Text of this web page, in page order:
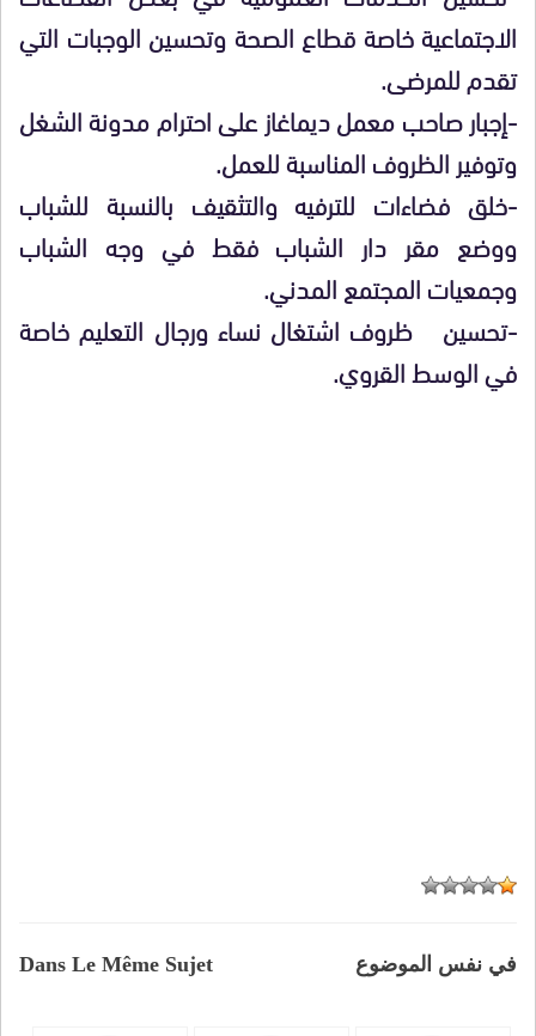
الاجتماعية خاصة قطاع الصحة وتحسين الوجبات التي
تقدم للمرضى.
-إجبار صاحب معمل ديماغاز على احترام مدونة الشغل
وتوفير الظروف المناسبة للعمل.
-خلق فضاءات للترفيه والتثقيف بالنسبة للشباب
ووضع مقر دار الشباب فقط في وجه الشباب
وجمعيات المجتمع المدني.
-تحسين ظروف اشتغال نساء ورجال التعليم خاصة
في الوسط القروي.
Dans Le Même Sujet في نفس الموضوع